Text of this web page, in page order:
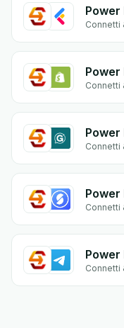
Connetti
Power
Connetti
Connetti
Power
Connetti
Power
Connetti